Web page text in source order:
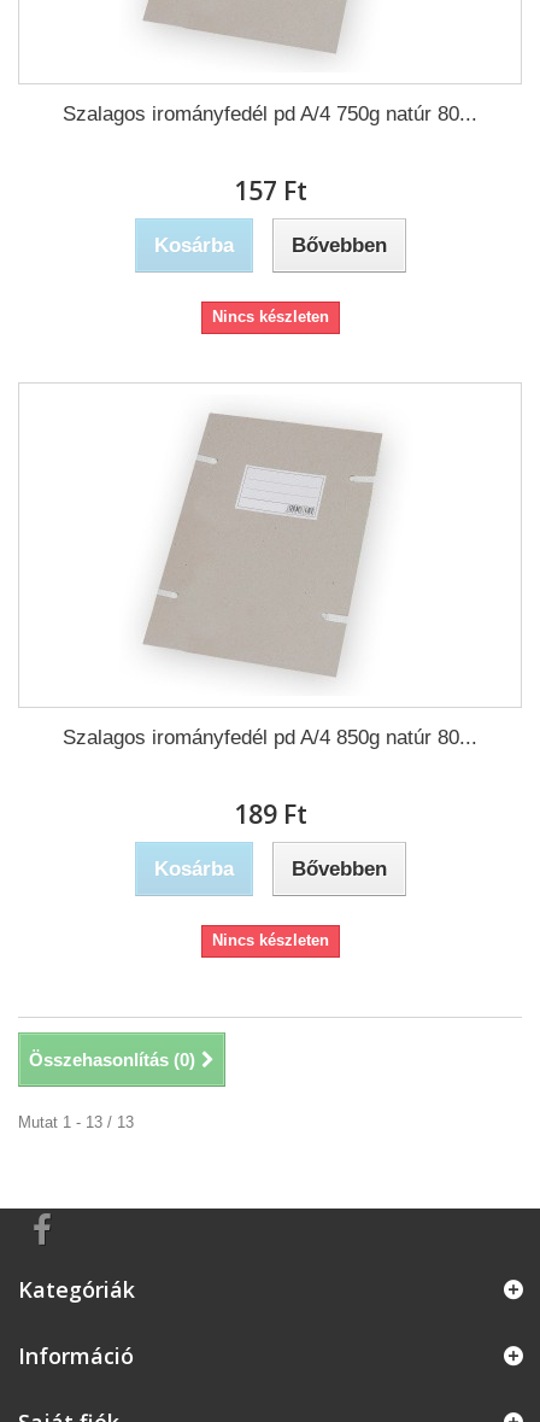
Szalagos irományfedél pd A/4 750g natúr 80...
157 Ft‎
Kosárba Bővebben
Nincs készleten
Szalagos irományfedél pd A/4 850g natúr 80...
189 Ft‎
Kosárba Bővebben
Nincs készleten
Összehasonlítás (0)
Mutat 1 - 13 / 13
Kategóriák
Információ